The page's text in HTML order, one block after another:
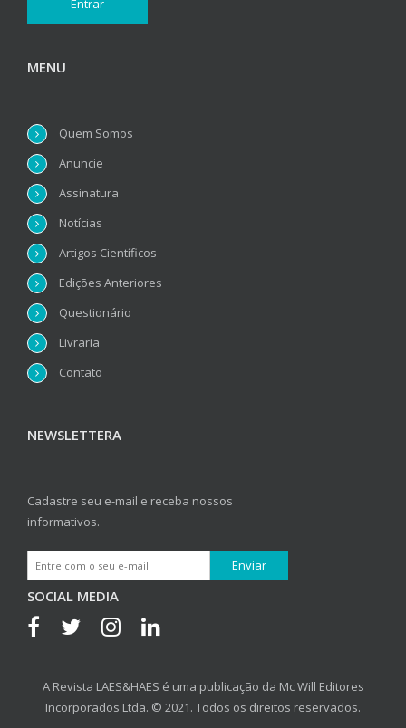
MENU
Quem Somos
Anuncie
Assinatura
Notícias
Artigos Científicos
Edições Anteriores
Questionário
Livraria
Contato
NEWSLETTERA
Cadastre seu e-mail e receba nossos
informativos.
SOCIAL MEDIA
A Revista LAES&HAES é uma publicação da Mc Will Editores
Incorporados Ltda. © 2021. Todos os direitos reservados.